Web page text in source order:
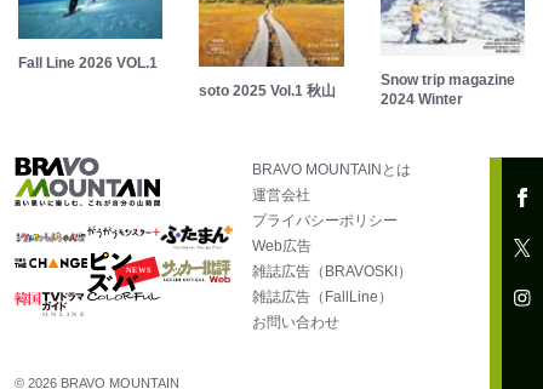
Fall Line 2026 VOL.1
soto 2025 Vol.1 秋山
Snow trip magazine
2024 Winter
BRAVO MOUNTAINとは
運営会社
プライバシーポリシー
Web広告
雑誌広告（BRAVOSKI）
雑誌広告（FallLine）
お問い合わせ
© 2026 BRAVO MOUNTAIN